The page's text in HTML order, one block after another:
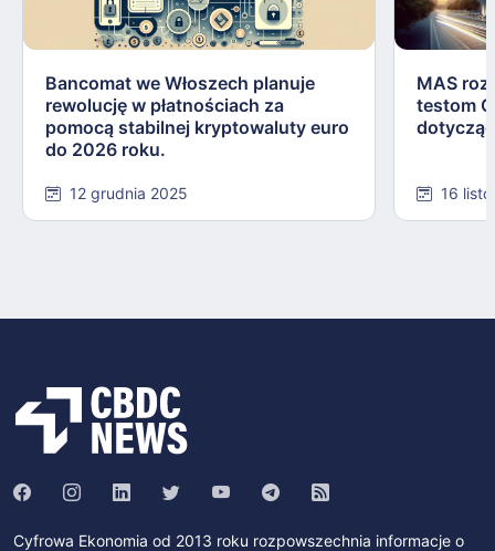
Bancomat we Włoszech planuje
rewolucję w płatnościach za
pomocą stabilnej kryptowaluty euro
do 2026 roku.
12 grudnia 2025
MAS
testom
16
Cyfrowa Ekonomia od 2013 roku rozpowszechnia informacje o